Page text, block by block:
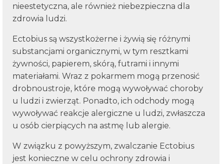
nieestetyczna, ale również niebezpieczna dla
zdrowia ludzi.
Ectobius są wszystkożerne i żywią się różnymi
substancjami organicznymi, w tym resztkami
żywności, papierem, skórą, futrami i innymi
materiałami. Wraz z pokarmem mogą przenosić
drobnoustroje, które mogą wywoływać choroby
u ludzi i zwierząt. Ponadto, ich odchody mogą
wywoływać reakcje alergiczne u ludzi, zwłaszcza
u osób cierpiących na astmę lub alergie.
W związku z powyższym, zwalczanie Ectobius
jest konieczne w celu ochrony zdrowia i